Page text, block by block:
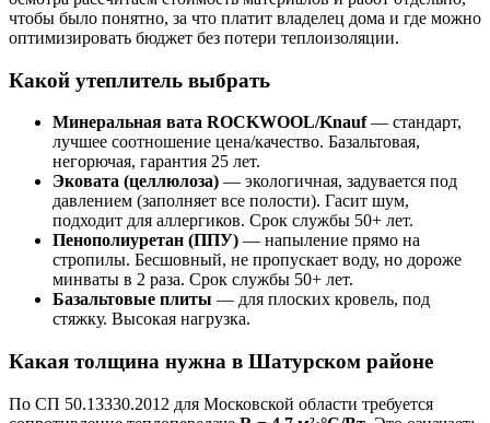
чтобы было понятно, за что платит владелец дома и где можно
оптимизировать бюджет без потери теплоизоляции.
Какой утеплитель выбрать
Минеральная вата ROCKWOOL/Knauf— стандарт,
лучшее соотношение цена/качество. Базальтовая,
негорючая, гарантия 25 лет.
Эковата (целлюлоза) — экологичная, задувается под
давлением (заполняет все полости). Гасит шум,
подходит для аллергиков. Срок службы 50+ лет.
Пенополиуретан (ППУ) — напыление прямо на
стропилы. Бесшовный, не пропускает воду, но дороже
минваты в 2 раза. Срок службы 50+ лет.
Базальтовые плиты — для плоских кровель, под
стяжку. Высокая нагрузка.
Какая толщина нужна в Шатурском районе
По СП 50.13330.2012 для Московской области требуется